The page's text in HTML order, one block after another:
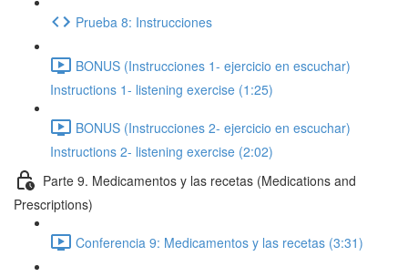
Prueba 8: Instrucciones
BONUS (Instrucciones 1- ejercicio en escuchar)
Instructions 1- listening exercise (1:25)
BONUS (Instrucciones 2- ejercicio en escuchar)
Instructions 2- listening exercise (2:02)
Parte 9. Medicamentos y las recetas (Medications and
Prescriptions)
Conferencia 9: Medicamentos y las recetas (3:31)